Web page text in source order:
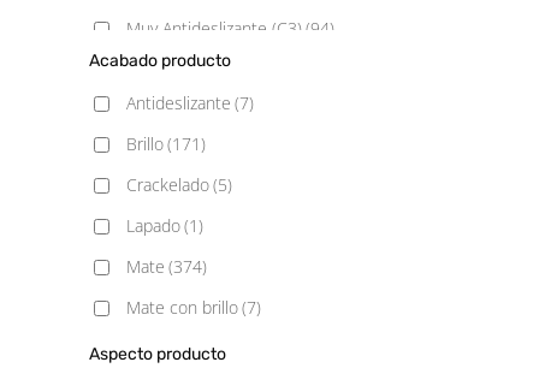
Muy Antideslizante (C3)(94)
Poco Antideslizante (C1)
Acabado producto
Antideslizante (7)
Brillo(171)
Crackelado(5)
Lapado(1)
Mate (374)
Mate con brillo(7)
Natural(3)
Aspecto producto